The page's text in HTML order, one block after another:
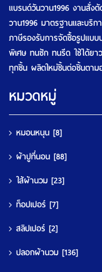
แบรนด์วันวาน1996 งานสั่
วาน1996 มาตรฐานและบริ
ภาษีรองรับการจัดซื้อรูปแบ
พิเศษ ทนซัก ทนรีด ใช้ได้ยา
ทุกชิ้น ผลิตใหม่ชิ้นต่อชิ้นตาม
หมวดหมู่
หมอนหนุน [8]
ผ้าปูที่นอน [88]
ใส้ผ้านวม [23]
ท็อปเปอร์ [7]
สลิปเปอร์ [2]
ปลอกผ้านวม [136]